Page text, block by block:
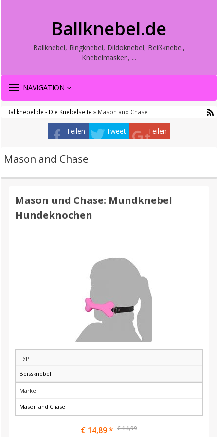
Ballknebel.de
Ballknebel, Ringknebel, Dildoknebel, Beißknebel,
Knebelmasken, ...
TOGGLE
NAVIGATION
Ballknebel.de - Die Knebelseite » Mason and Chase
Teilen Tweet Teilen
Mason and Chase
Mason und Chase: Mundknebel
Hundeknochen
Typ
Beissknebel
Marke
Mason and Chase
€ 14,89 * € 14,99